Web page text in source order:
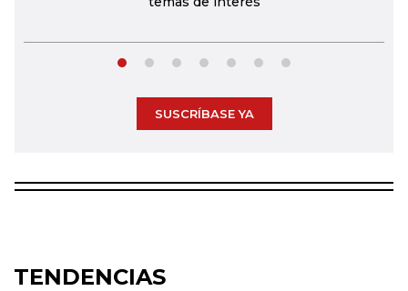
SUSCRÍBASE YA
TENDENCIAS